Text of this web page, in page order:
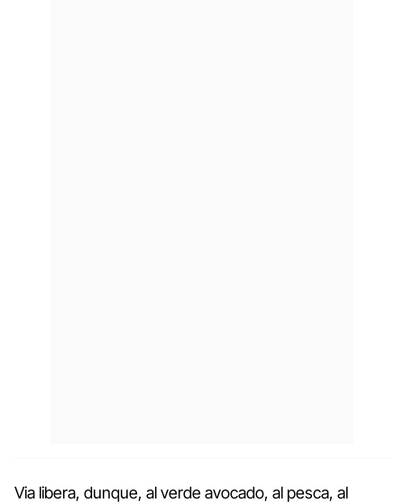
Via libera, dunque, al verde avocado, al pesca, al